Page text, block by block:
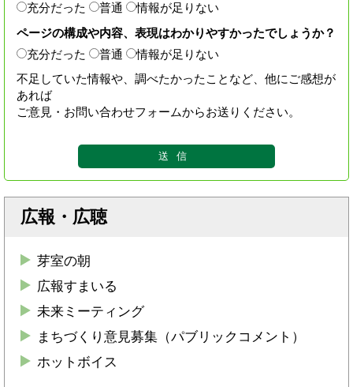
充分だった
普通
情報が足りない
ページの構成や内容、表現はわかりやすかったでしょうか？
充分だった
普通
情報が足りない
不足していた情報や、調べたかったことなど、他にご感想が
あれば
ご意見・お問い合わせフォームからお送りください。
広報・広聴
芽室の朝
広報すまいる
未来ミーティング
まちづくり意見募集（パブリックコメント）
ホットボイス